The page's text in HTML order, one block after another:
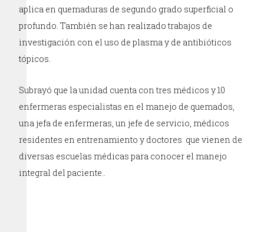
aplica en quemaduras de segundo grado superficial o
profundo. También se han realizado trabajos de
investigación con el uso de plasma y de antibióticos
tópicos.
Subrayó que la unidad cuenta con tres médicos y 10
enfermeras especialistas en el manejo de quemados,
una jefa de enfermeras, un jefe de servicio, médicos
residentes en entrenamiento y doctores que vienen de
diversas escuelas médicas para conocer el manejo
integral del paciente..